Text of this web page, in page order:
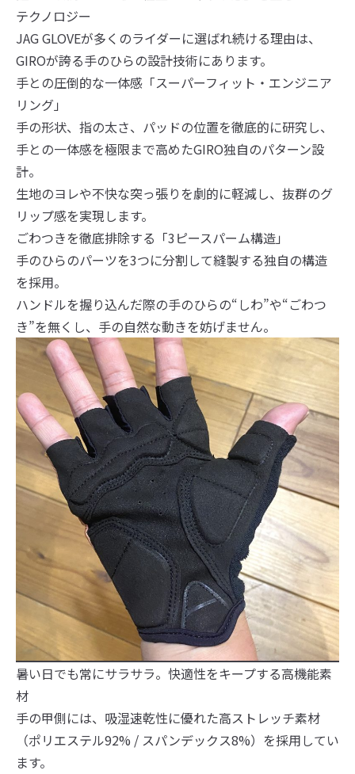
テクノロジー
JAG GLOVEが多くのライダーに選ばれ続ける理由は、
GIROが誇る手のひらの設計技術にあります。
手との圧倒的な一体感「スーパーフィット・エンジニア
リング」
手の形状、指の太さ、パッドの位置を徹底的に研究し、
手との一体感を極限まで高めたGIRO独自のパターン設
計。
生地のヨレや不快な突っ張りを劇的に軽減し、抜群のグ
リップ感を実現します。
ごわつきを徹底排除する「3ピースパーム構造」
手のひらのパーツを3つに分割して縫製する独自の構造
を採用。
ハンドルを握り込んだ際の手のひらの“しわ”や“ごわつ
き”を無くし、手の自然な動きを妨げません。
暑い日でも常にサラサラ。快適性をキープする高機能素
材
手の甲側には、吸湿速乾性に優れた高ストレッチ素材
（ポリエステル92% / スパンデックス8%）を採用してい
ます。